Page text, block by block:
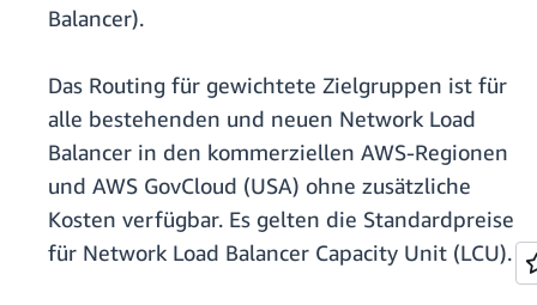
Balancer).
Das Routing für gewichtete Zielgruppen ist für
alle bestehenden und neuen Network Load
Balancer in den kommerziellen AWS-Regionen
und AWS GovCloud (USA) ohne zusätzliche
Kosten verfügbar. Es gelten die Standardpreise
für Network Load Balancer Capacity Unit (LCU).